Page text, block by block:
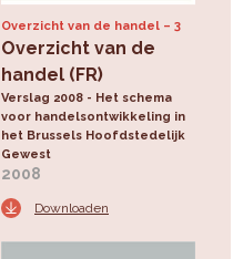
Overzicht van de handel 3
Overzicht van de
handel (FR)
Verslag 2008 - Het schema
voor handelsontwikkeling in
het Brussels Hoofdstedelijk
Gewest
2008
Downloaden